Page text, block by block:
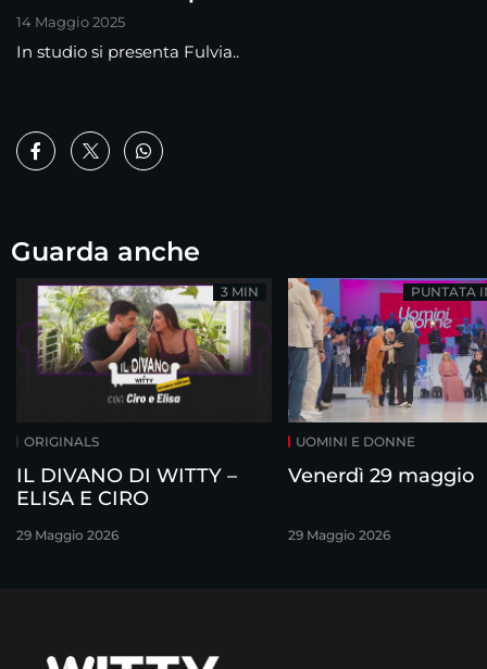
14 Maggio 2025
In studio si presenta Fulvia..
Guarda anche
ORIGINALS
IL DIVANO DI WITTY –
ELISA E CIRO
29 Maggio 2026
3 MIN
UOMINI E DONNE
Venerdì 29 maggio
29 Maggio 2026
PUNTATA